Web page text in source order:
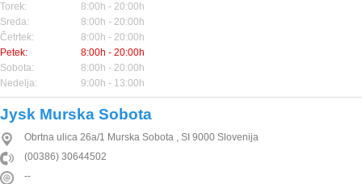
Torek:
8:00h - 20:00h
Sreda:
8:00h - 20:00h
Četrtek:
8:00h - 20:00h
Petek:
8:00h - 20:00h
Sobota:
8:00h - 20:00h
Nedelja:
9:00h - 13:00h
Jysk Murska Sobota
Obrtna ulica 26a/1 Murska Sobota , SI 9000 Slovenija
(00386) 30644502
--